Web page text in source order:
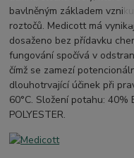
bavlněným základem
roztočů. Medicott má
dosaženo bez přídavku
fungování spočívá v
čímž se zamezí
dlouhotrvající účinek při
60°C. Složení potahu: 40%
POLYESTER.